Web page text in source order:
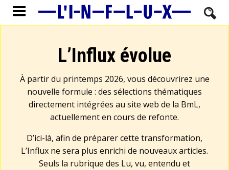
L’Influx évolue
À partir du printemps 2026, vous découvrirez une
nouvelle formule : des sélections thématiques
directement intégrées au site web de la BmL,
actuellement en cours de refonte.
D’ici-là, afin de préparer cette transformation,
L’Influx ne sera plus enrichi de nouveaux articles.
Seuls la rubrique des Lu, vu, entendu et